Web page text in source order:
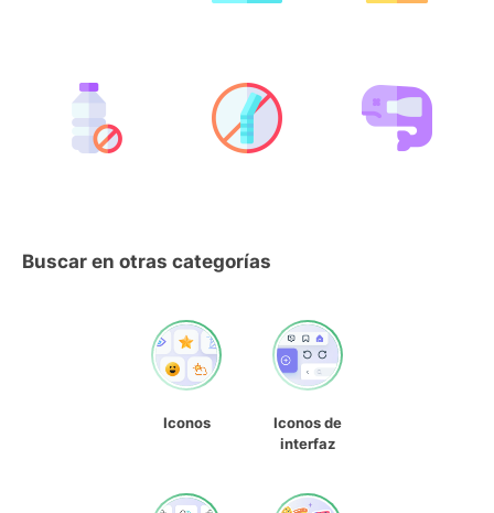
Buscar en otras categorías
Iconos
Iconos de
interfaz